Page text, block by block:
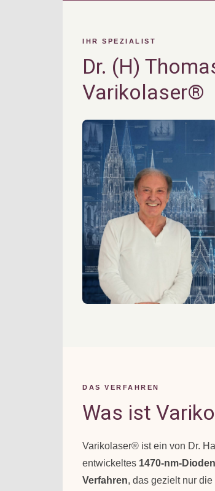
IHR SPEZIALIST
Dr. (H)
Varikolaser®
DAS VERFAHREN
Was ist
Varikolaser® ist ein von Dr.
entwickeltes 1470-nm-
Verfahren, das gezielt nur die